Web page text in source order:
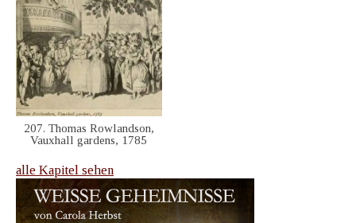
207. Thomas Rowlandson,
Vauxhall gardens, 1785
alle Kapitel sehen